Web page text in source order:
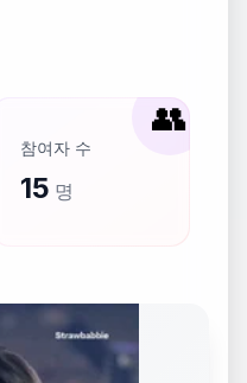
👥
참여자 수
15 명